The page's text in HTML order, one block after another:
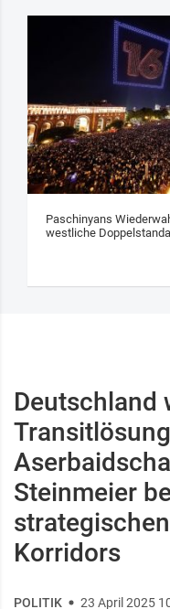
Paschinyans
westliche
Deutschland
Steinmeier
Korridors
POLITIK 23 April 2025